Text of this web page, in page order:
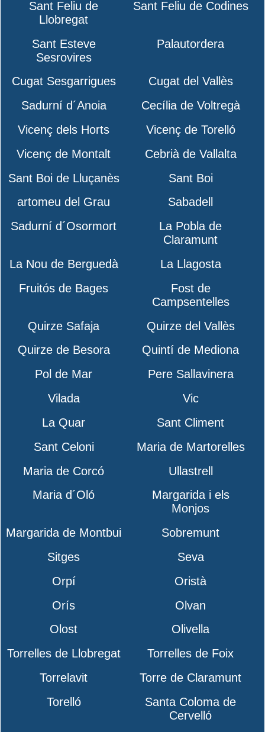
Sant Feliu de
Llobregat
Sant Feliu de Codines
Sant Esteve
Sesrovires
Palautordera
Cugat Sesgarrigues
Cugat del Vallès
Sadurní d´Anoia
Cecília de Voltregà
Vicenç dels Horts
Vicenç de Torelló
Vicenç de Montalt
Cebrià de Vallalta
Sant Boi de Lluçanès
Sant Boi
artomeu del Grau
Sabadell
Sadurní d´Osormort
La Pobla de
Claramunt
La Nou de Berguedà
La Llagosta
Fruitós de Bages
Fost de
Campsentelles
Quirze Safaja
Quirze del Vallès
Quirze de Besora
Quintí de Mediona
Pol de Mar
Pere Sallavinera
Vilada
Vic
La Quar
Sant Climent
Sant Celoni
Maria de Martorelles
Maria de Corcó
Ullastrell
Maria d´Oló
Margarida i els
Monjos
Margarida de Montbui
Sobremunt
Sitges
Seva
Orpí
Oristà
Orís
Olvan
Olost
Olivella
Torrelles de Llobregat
Torrelles de Foix
Torrelavit
Torre de Claramunt
Torelló
Santa Coloma de
Cervelló